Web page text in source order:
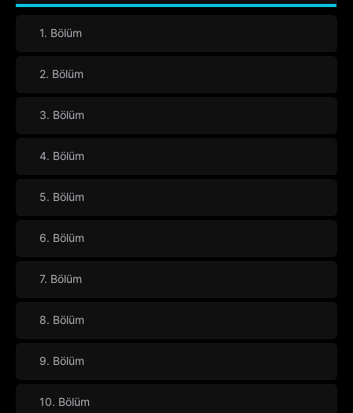
1. Bölüm
2. Bölüm
3. Bölüm
4. Bölüm
5. Bölüm
6. Bölüm
7. Bölüm
8. Bölüm
9. Bölüm
10. Bölüm